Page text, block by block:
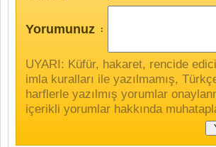
Yorumunuz :
UYARI: Küfür, hakaret, rencide
imla kuralları ile yazılmamış,
harflerle yazılmış yorumlar
içerikli yorumlar hakkında